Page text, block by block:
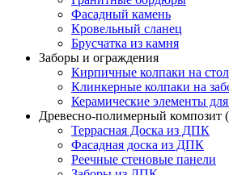
Фасадный камень
Кровельный сланец
Брусчатка из камня
Заборы и ограждения
Кирпичные колпаки на
Клинкерные колпаки на
Керамические элементы для
Древесно-полимерный
Террасная Доска из ДПК
Фасадная доска из ДПК
Реечные стеновые панели